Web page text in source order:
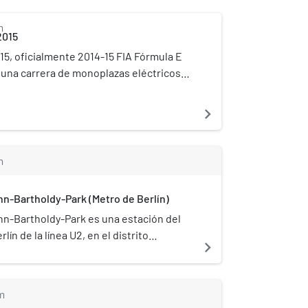
oficialmente 2014-15 FIA Fórmula E
carrera de monoplazas eléctricos
navigate_next
Bartholdy-Park (Metro de Berlín)
Bartholdy-Park es una estación del
de la línea U2, en el distrito
su nombre por un pequeño parque
Felix Mendelssohn Bartholdy, conocido
navigate_next